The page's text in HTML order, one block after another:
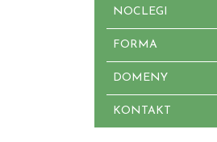
NOCLEGI
FORMA
DOMENY
KONTAKT